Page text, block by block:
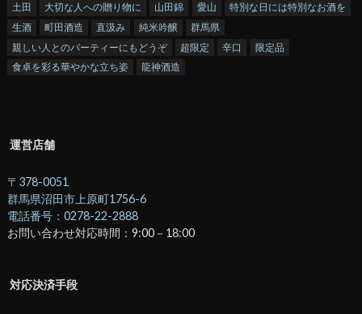
土田
大切な人への贈り物に 山田錦 愛山
特別な日には特別なお酒を
生酒
町田酒造 直汲み 純米吟醸
群馬県
親しい人とのパーティーにもどうぞ
超限定 辛口
限定品
食卓を彩る華やかな立ち姿
龍神酒造
運営店舗
〒378-0051
群馬県沼田市上原町1756-6
電話番号：0278-22-2888
お問い合わせ対応時間：9:00－18:00
対応決済手段